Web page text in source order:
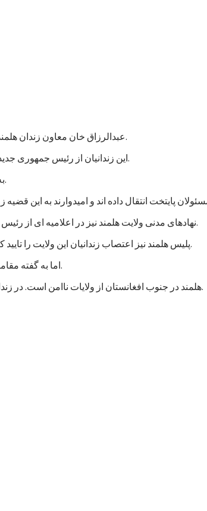
عبدالرزاق خان معاون زندان هلمند به بی‌بی‌سی گفت که نزدیک به هزار زندانی در این زندان اعتصاب غذایی کردند.
این زندانیان از رئیس جمهوری جدید خواسته اند که به پرونده های آنها رسیدگی شود و در مجازات شان تخفیف بیاید.
به گفته آقای عبدالرزاق، اعتصاب کنندگان شامل زندانیان جنایی و سیاسی است.
نهادهای مدنی ولایت هلمند نیز در اعلامیه ای از رئیس جمهوری جدید خواستند که به خواستهای مشروع زندانیان پاسخ مثبت داده شود.
پلیس هلمند نیز اعتصاب زندانیان این ولایت را تایید کرده و می گوید که برای تامین امنیت این زندان، شمار بیشتری نیرو فرستاده اند.
اما به گفته مقامات پلیس، تاکنون هیچ خشونتی در جریان اعتصاب زندانیان هلمند رخ نداده است.
هلمند در جنوب افغانستان از ولایات ناامن است. در زندان هلمند در بین زندانیان جنایی، صدها نفر به اتهام شورشگری نیز زندانی هستند.